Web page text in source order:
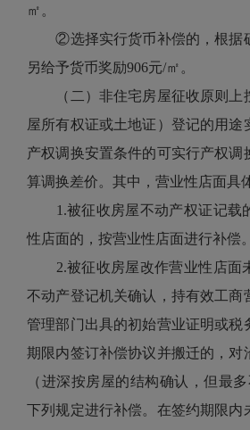
㎡。
②选择实行货币补偿的，根据
另给予货币奖励906元/㎡。
（二）非住宅房屋征收原则上
屋所有权证或土地证）登记的用途
产权调换安置条件的可实行产权调
算调换差价。其中，营业性店面具
1.被征收房屋不动产权证记载
性店面的，按营业性店面进行补偿。
2.被征收房屋改作营业性店面未
不动产登记机关确认，持有效工商
管理部门出具的初始营业证明或税
期限内签订补偿协议并搬迁的，对
（进深按房屋的结构确认，但最
下列规定进行补偿。在签约期限内